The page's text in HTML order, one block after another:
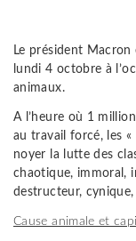
Le président Macron
lundi 4 octobre à
animaux.
A l’heure où 1
au travail forcé, les
noyer la lutte des
chaotique, immoral,
destructeur,
Cause animale et